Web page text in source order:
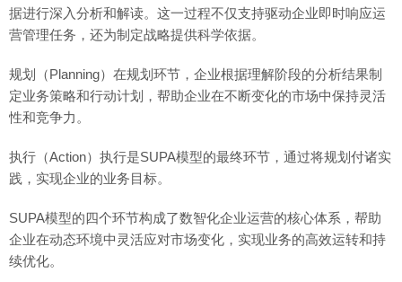
据进行深入分析和解读。这一过程不仅支持驱动企业即时响应运
营管理任务，还为制定战略提供科学依据。
规划（Planning）在规划环节，企业根据理解阶段的分析结果制
定业务策略和行动计划，帮助企业在不断变化的市场中保持灵活
性和竞争力。
执行（Action）执行是SUPA模型的最终环节，通过将规划付诸实
践，实现企业的业务目标。
SUPA模型的四个环节构成了数智化企业运营的核心体系，帮助
企业在动态环境中灵活应对市场变化，实现业务的高效运转和持
续优化。